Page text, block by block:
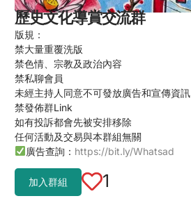
歷史文化導賞交流群
版規：
禁大量重覆洗版
禁色情、宗教及政治內容
禁私聊會員
未經主持人同意不可發放廣告和宣傳資訊
禁發佈群Link
如有投訴都會先被安排移除
任何活動及交易與本群組無關
廣告查詢： https://bit.ly/Whatsad
加入群組 1